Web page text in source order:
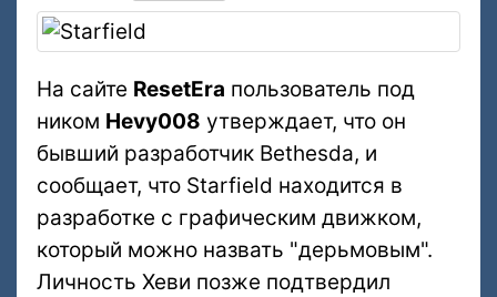
На сайте ResetEra пользователь под
ником Hevy008 утверждает, что он
бывший разработчик Bethesda, и
сообщает, что Starfield находится в
разработке с графическим движком,
который можно назвать "дерьмовым".
Личность Хеви позже подтвердил